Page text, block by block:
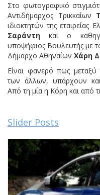
Στο φωτογραφικό
Αντιδήμαρχος Τρικκαίων
ιδιοκτητών της εταιρείας
Σαράντηκαι ο
υποψήφιος Βουλευτής με
Δήμαρχο Αθηναίων Χάρη
Είναι φανερό πως
των άλλων, υπάρχουν και
Από τη μία η Κόρη και από
Slider Posts